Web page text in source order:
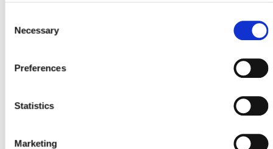
Selection
Necessary
Preferences
Statistics
Marketing